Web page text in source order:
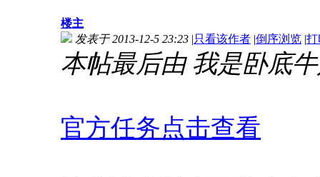
楼主
发表于 2013-12-5 23:23 |只看该作者 |倒序浏览 |打
本帖最后由 我是卧底
官方任务点击查看